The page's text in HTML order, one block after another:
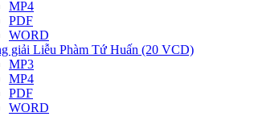
MP4
PDF
WORD
giải Liễu Phàm Tứ Huấn (20 VCD)
MP3
MP4
PDF
WORD